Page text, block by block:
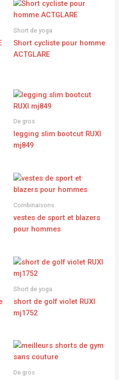
Short de yoga
Short cycliste pour homme
ACTGLARE
De gros
legging slim bootcut RUXI
mj849
Combinaisons
vestes de sport et blazers
pour hommes
Short de yoga
short de golf violet RUXI
mj1752
De gros